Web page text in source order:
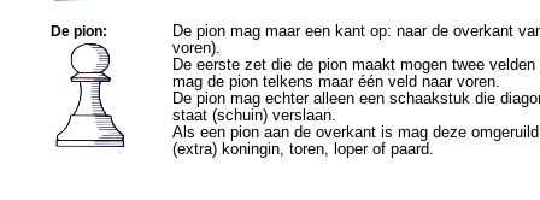
De pion:
De pion mag maar een kant op: naar de overkant
voren).
De eerste zet die de pion maakt mogen twee
mag de pion telkens maar één veld naar voren.
De pion mag echter alleen een schaakstuk die
staat (schuin) verslaan.
Als een pion aan de overkant is mag deze
(extra) koningin, toren, loper of paard.